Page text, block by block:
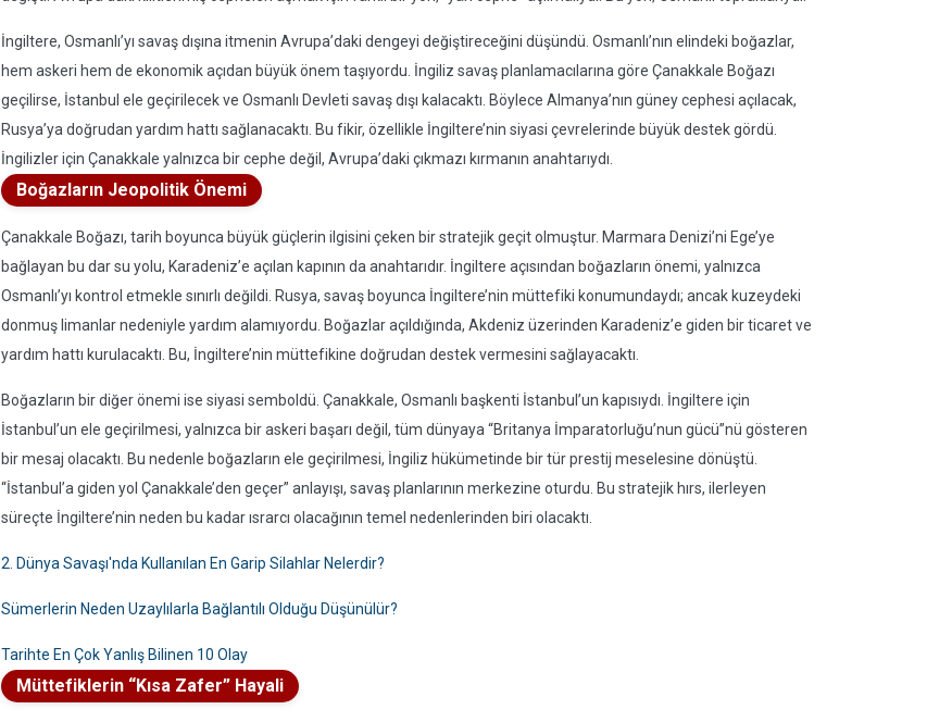
İngiltere, Osmanlı’yı savaş dışına itmenin Avrupa’daki dengeyi değiştireceğini düşündü. Osmanlı’nın elindeki boğazlar,
hem askeri hem de ekonomik açıdan büyük önem taşıyordu. İngiliz savaş planlamacılarına göre Çanakkale Boğazı
geçilirse, İstanbul ele geçirilecek ve Osmanlı Devleti savaş dışı kalacaktı. Böylece Almanya’nın güney cephesi açılacak,
Rusya’ya doğrudan yardım hattı sağlanacaktı. Bu fikir, özellikle İngiltere’nin siyasi çevrelerinde büyük destek gördü.
İngilizler için Çanakkale yalnızca bir cephe değil, Avrupa’daki çıkmazı kırmanın anahtarıydı.
Boğazların Jeopolitik Önemi
Çanakkale Boğazı, tarih boyunca büyük güçlerin ilgisini çeken bir stratejik geçit olmuştur. Marmara Denizi’ni Ege’ye
bağlayan bu dar su yolu, Karadeniz’e açılan kapının da anahtarıdır. İngiltere açısından boğazların önemi, yalnızca
Osmanlı’yı kontrol etmekle sınırlı değildi. Rusya, savaş boyunca İngiltere’nin müttefiki konumundaydı; ancak kuzeydeki
donmuş limanlar nedeniyle yardım alamıyordu. Boğazlar açıldığında, Akdeniz üzerinden Karadeniz’e giden bir ticaret ve
yardım hattı kurulacaktı. Bu, İngiltere’nin müttefikine doğrudan destek vermesini sağlayacaktı.
Boğazların bir diğer önemi ise siyasi semboldü. Çanakkale, Osmanlı başkenti İstanbul’un kapısıydı. İngiltere için
İstanbul’un ele geçirilmesi, yalnızca bir askeri başarı değil, tüm dünyaya “Britanya İmparatorluğu’nun gücü”nü gösteren
bir mesaj olacaktı. Bu nedenle boğazların ele geçirilmesi, İngiliz hükümetinde bir tür prestij meselesine dönüştü.
“İstanbul’a giden yol Çanakkale’den geçer” anlayışı, savaş planlarının merkezine oturdu. Bu stratejik hırs, ilerleyen
süreçte İngiltere’nin neden bu kadar ısrarcı olacağının temel nedenlerinden biri olacaktı.
2. Dünya Savaşı'nda Kullanılan En Garip Silahlar Nelerdir?
Sümerlerin Neden Uzaylılarla Bağlantılı Olduğu Düşünülür?
Tarihte En Çok Yanlış Bilinen 10 Olay
Müttefiklerin “Kısa Zafer” Hayali